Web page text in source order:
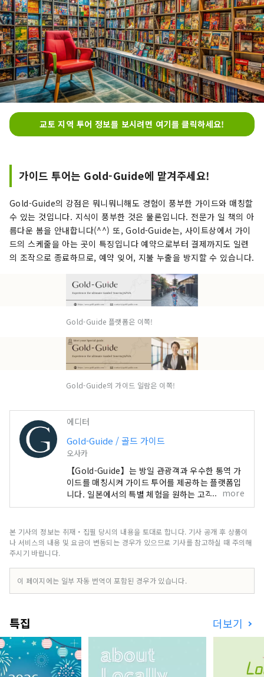
교토 지역 투어 정보를 보시려면 여기를 클릭하세요!
가이드 투어는 Gold-Guide에 맡겨주세요!
Gold-Guide의 강점은 뭐니뭐니해도 경험이 풍부한 가이드와 매칭할
수 있는 것입니다. 지식이 풍부한 것은 물론입니다. 전문가 일 책의 아
름다운 봄을 안내합니다(^^) 또, Gold-Guide는, 사이트상에서 가이
드의 스케줄을 아는 곳이 특징입니다 예약으로부터 결제까지도 일련
의 조작으로 종료하므로, 예약 잊어, 지불 누출을 방지할 수 있습니다.
Gold-Guide 플랫폼은 이쪽!
Gold-Guide의 가이드 일람은 이쪽!
에디터
Gold-Guide / 골드 가이드
오사카
【Gold-Guide】는 방일 관광객과 우수한 통역 가
이드를 매칭시켜 가이드 투어를 제공하는 플랫폼입
니다. 일본에서의 특별 체험을 원하는 고객에게 추
억에 남는 가이드 투어를 제공합니다. 일본의 매력
more
본 기사의 정보는 취재・집필 당시의 내용을 토대로 합니다. 기사 공개 후 상품이
나 서비스의 내용 및 요금이 변동되는 경우가 있으므로 기사를 참고하실 때 주의해
주시기 바랍니다.
이 페이지에는 일부 자동 번역이 포함된 경우가 있습니다.
특집 더보기